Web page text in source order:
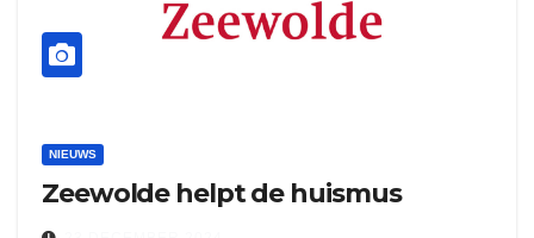
NIEUWS
Zeewolde helpt de huismus